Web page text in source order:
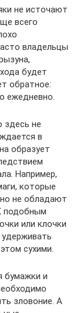
не источают
всего
владельцы
будет
обратное:
ежедневно.
здесь не
в
образует
Например,
которые
не обладают
подобным
или клочки
сухими.
бумажки и
зловоние. А